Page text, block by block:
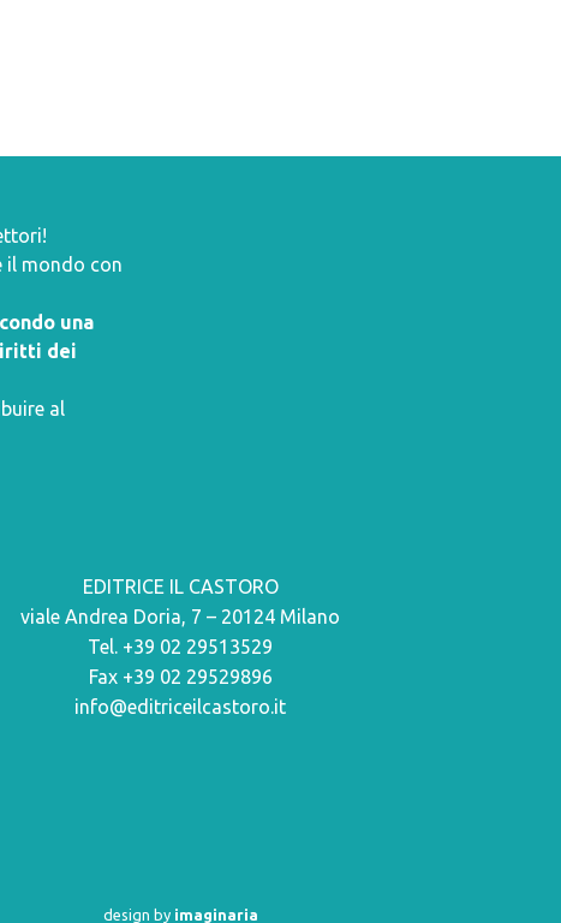
il mondo con
una
dei
al
EDITRICE IL CASTORO
viale Andrea Doria, 7 – 20124 Milano
Tel. +39 02 29513529
Fax +39 02 29529896
info@editriceilcastoro.it
design by imaginaria